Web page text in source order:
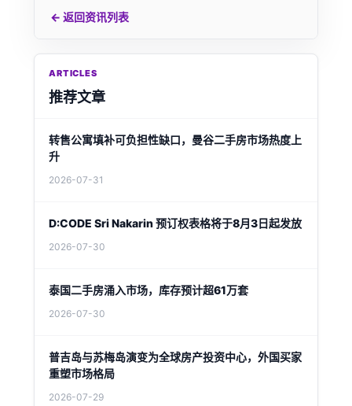
← 返回资讯列表
ARTICLES
推荐文章
转售公寓填补可负担性缺口，曼谷二手房市场热度上
升
2026-07-31
D:CODE Sri Nakarin 预订权表格将于8月3日起发放
2026-07-30
泰国二手房涌入市场，库存预计超61万套
2026-07-30
普吉岛与苏梅岛演变为全球房产投资中心，外国买家
重塑市场格局
2026-07-29